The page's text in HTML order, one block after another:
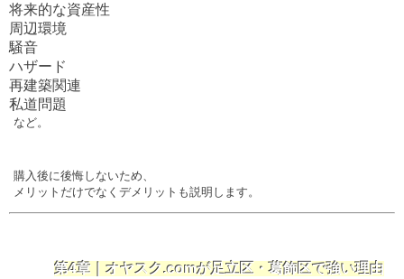
将来的な資産性
周辺環境
騒音
ハザード
再建築関連
私道問題
など。
購入後に後悔しないため、
メリットだけでなくデメリットも説明します。
第4章｜オヤスク.comが足立区・葛飾区で強い理由